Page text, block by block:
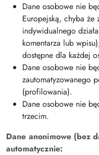
Dane osobowe nie
Europejską, chyba że
indywidualnego
komentarza lub
dostępne dla każdej
Dane osobowe nie
zautomatyzowanego
(profilowania).
Dane osobowe nie
trzecim.
Dane anonimowe (bez
automatycznie: